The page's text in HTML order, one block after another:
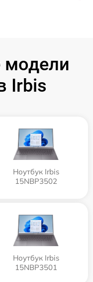
модели
Irbis
Ноутбук Irbis
15NBP3502
Ноутбук Irbis
15NBP3501